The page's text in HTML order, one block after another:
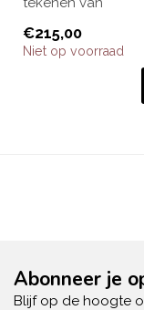
en de huid steviger
€215,00
Niet op voorraad
Abonneer je
Blijf op de hoogte